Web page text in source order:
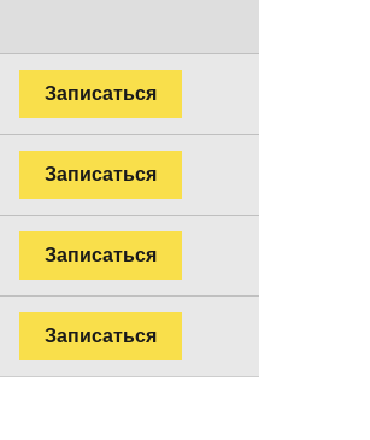
Записаться
Записаться
Записаться
Записаться